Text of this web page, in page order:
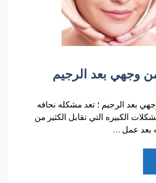
وجهي بعد الرجيم
بعد الرجيم ؛ تعد مشكله نحافه
الكبيره التي تقابل الكثير من
بعد عمل …